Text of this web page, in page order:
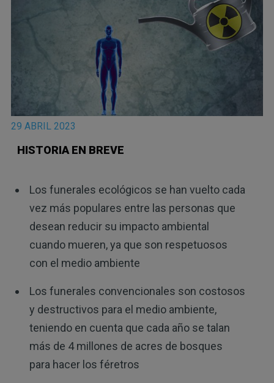
29 ABRIL 2023
HISTORIA EN BREVE
Los funerales ecológicos se han vuelto cada
vez más populares entre las personas que
desean reducir su impacto ambiental
cuando mueren, ya que son respetuosos
con el medio ambiente
Los funerales convencionales son costosos
y destructivos para el medio ambiente,
teniendo en cuenta que cada año se talan
más de 4 millones de acres de bosques
para hacer los féretros